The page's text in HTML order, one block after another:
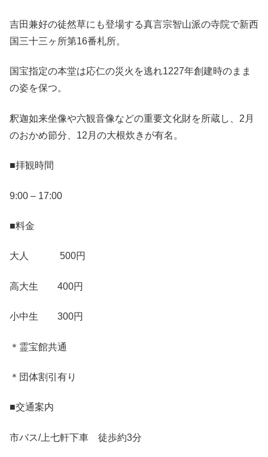
吉田兼好の徒然草にも登場する真言宗智山派の寺院で新西
国三十三ヶ所第16番札所。
国宝指定の本堂は応仁の災火を逃れ1227年創建時のまま
の姿を保つ。
釈迦如来坐像や六観音像などの重要文化財を所蔵し、2月
のおかめ節分、12月の大根炊きが有名。
■拝観時間
9:00 – 17:00
■料金
大人 500円
高大生 400円
小中生 300円
＊霊宝館共通
＊団体割引有り
■交通案内
市バス/上七軒下車 徒歩約3分